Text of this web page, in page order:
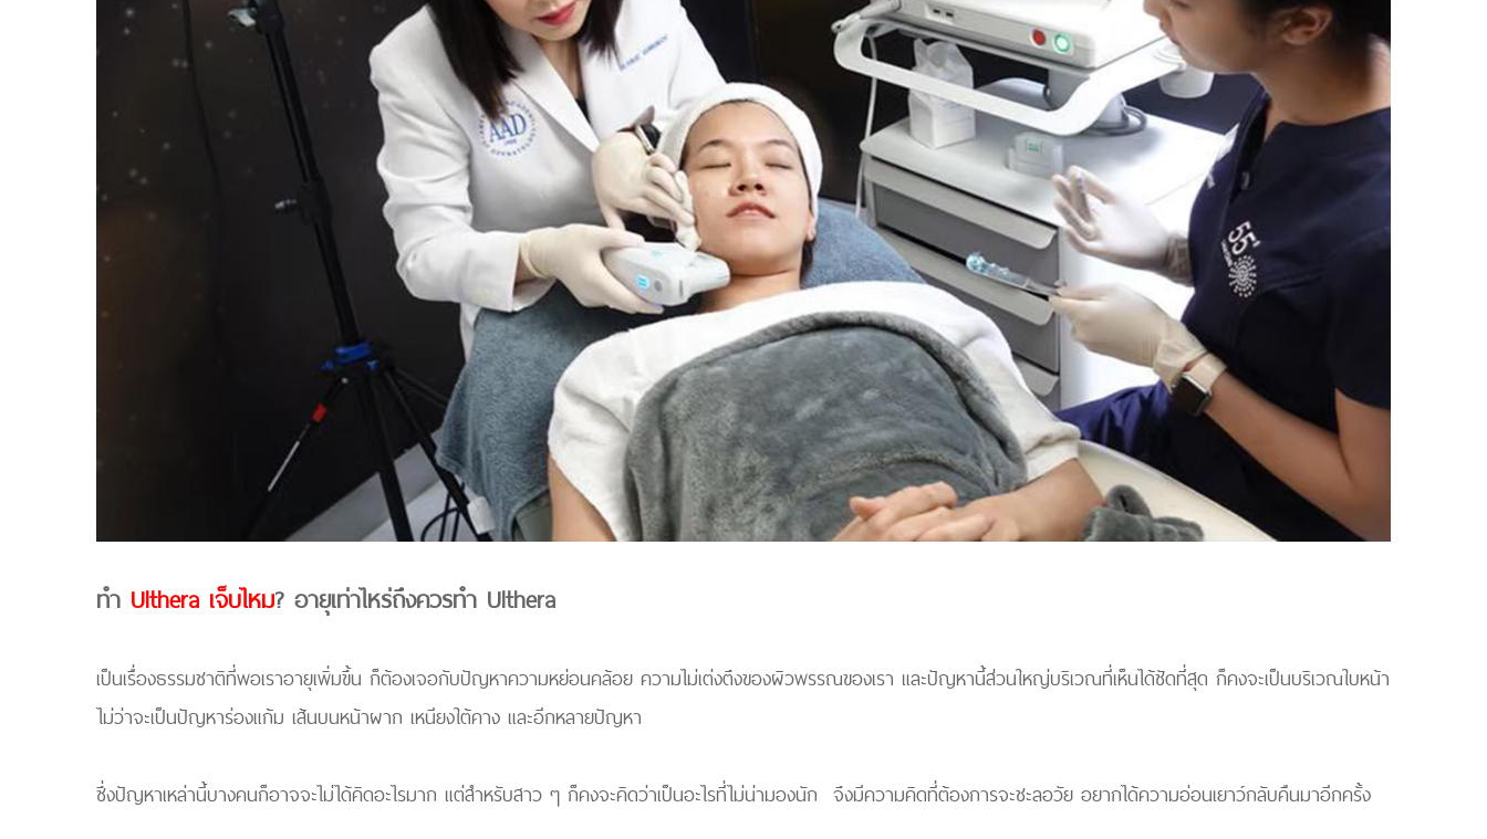
ทำ Ulthera เจ็บไหม? อายุเท่าไหร่ถึงควรทำ Ulthera
เป็นเรื่องธรรมชาติที่พอเราอายุเพิ่มขึ้น ก็ต้องเจอกับปัญหาความหย่อนคล้อย ความไม่เต่งตึงของผิวพรรณของเรา และปัญหานี้ส่วนใหญ่บริเวณที่เห็นได้ชัดที่สุด ก็คงจะเป็นบริเวณใบหน้า
ไม่ว่าจะเป็นปัญหาร่องแก้ม เส้นบนหน้าผาก เหนียงใต้คาง และอีกหลายปัญหา
ซึ่งปัญหาเหล่านี้บางคนก็อาจจะไม่ได้คิดอะไรมาก แต่สำหรับสาว ๆ ก็คงจะคิดว่าเป็นอะไรที่ไม่น่ามองนัก จึงมีความคิดที่ต้องการจะชะลอวัย อยากได้ความอ่อนเยาว์กลับคืนมาอีกครั้ง